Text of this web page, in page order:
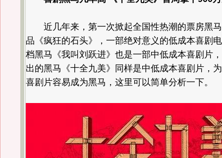
近几年来，第一次掀起全国性热潮的票房黑马
品《疯狂的石头》，一部绝对意义的低成本喜剧
档黑马《我叫刘跃进》也是一部中低成本喜剧片
出的黑马《十全九美》同样是中低成本喜剧片，
喜剧片容易成为黑马，这里可以简单分析一下。